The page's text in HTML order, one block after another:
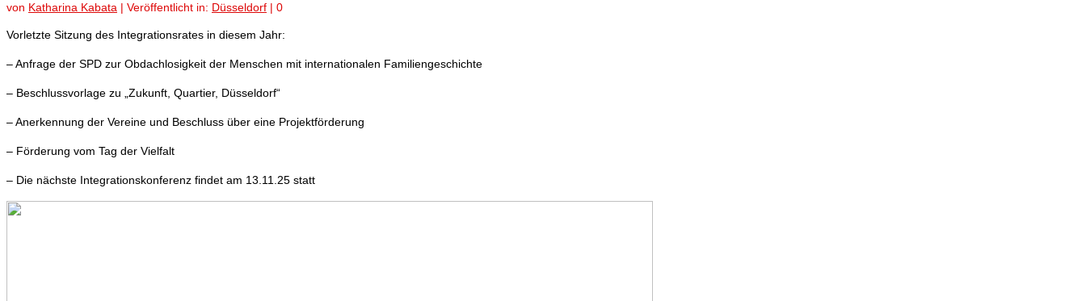
von Katharina Kabata | Veröffentlicht in: Düsseldorf | 0
Vorletzte Sitzung des Integrationsrates in diesem Jahr:
– Anfrage der SPD zur Obdachlosigkeit der Menschen mit internationalen Familiengeschichte
– Beschlussvorlage zu „Zukunft, Quartier, Düsseldorf“
– Anerkennung der Vereine und Beschluss über eine Projektförderung
– Förderung vom Tag der Vielfalt
– Die nächste Integrationskonferenz findet am 13.11.25 statt